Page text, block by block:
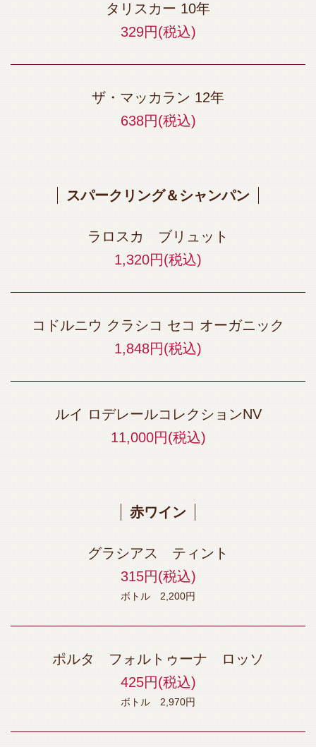
タリスカー 10年
329円(税込)
ザ・マッカラン 12年
638円(税込)
スパークリング＆シャンパン
ラロスカ ブリュット
1,320円(税込)
コドルニウ クラシコ セコ オーガニック
1,848円(税込)
ルイ ロデレールコレクションNV
11,000円(税込)
赤ワイン
グラシアス ティント
315円(税込)
ボトル 2,200円
ポルタ フォルトゥーナ ロッソ
425円(税込)
ボトル 2,970円